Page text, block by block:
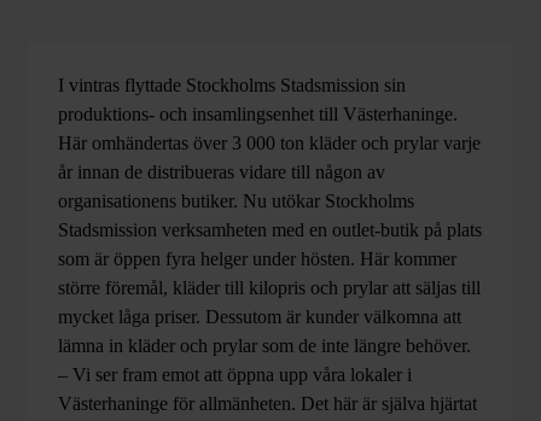
I vintras flyttade Stockholms Stadsmission sin
produktions- och insamlingsenhet till Västerhaninge.
Här omhändertas över 3 000 ton kläder och prylar varje
år innan de distribueras vidare till någon av
organisationens butiker. Nu utökar Stockholms
Stadsmission verksamheten med en outlet-butik på plats
som är öppen fyra helger under hösten. Här kommer
större föremål, kläder till kilopris och prylar att säljas till
mycket låga priser. Dessutom är kunder välkomna att
lämna in kläder och prylar som de inte längre behöver.
– Vi ser fram emot att öppna upp våra lokaler i
Västerhaninge för allmänheten. Det här är själva hjärtat